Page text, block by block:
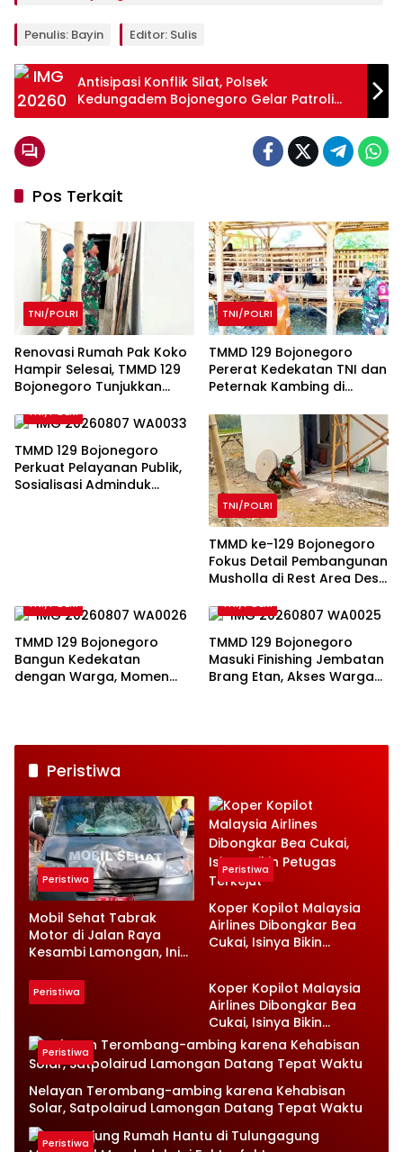
Penulis: Bayin Editor: Sulis
Antisipasi Konflik Silat, Polsek
Kedungadem Bojonegoro Gelar Patroli
Gabungan
Pos Terkait
TNI/POLRI
Renovasi Rumah Pak Koko
Hampir Selesai, TMMD 129
Bojonegoro Tunjukkan
TNI/POLRI
TMMD 129 Bojonegoro
Pererat Kedekatan TNI dan
Peternak Kambing di
TNI/POLRI
TMMD 129 Bojonegoro
Perkuat Pelayanan Publik,
Sosialisasi Adminduk
TNI/POLRI
TMMD ke-129 Bojonegoro
Fokus Detail Pembangunan
Musholla di Rest Area Desa
TNI/POLRI
TMMD 129 Bojonegoro
Bangun Kedekatan
dengan Warga, Momen
TNI/POLRI
TMMD 129 Bojonegoro
Masuki Finishing Jembatan
Brang Etan, Akses Warga
Peristiwa
Peristiwa
Mobil Sehat Tabrak
Motor di Jalan Raya
Kesambi Lamongan, Ini
Peristiwa
Koper Kopilot Malaysia
Airlines Dibongkar Bea
Cukai, Isinya Bikin
Peristiwa
Koper Kopilot Malaysia
Airlines Dibongkar Bea
Cukai, Isinya Bikin
Petugas Terkejut
Peristiwa
Nelayan Terombang-ambing karena Kehabisan
Solar, Satpolairud Lamongan Datang Tepat Waktu
Peristiwa